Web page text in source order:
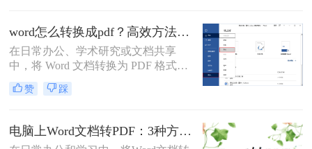
全性高的特点，成为文件归档、传阅
和打印的首选格式。然而，许多用户
仅知其一，不知其二，往往在转换过
程中遇到格式错乱、体积过大或无法
编辑等问题。
word怎么转换成pdf？高效方法与专业建议！
在日常办公、学术研究或文档共享
中，将 Word 文档转换为 PDF 格式已
成为刚需。PDF 格式的跨平台一致
性、防篡改特性和专业外观使其成为
转换成pdf呢？本文将深入探讨多种高
效转换方法，涵盖不同场景需求，助
赞 踩
电脑上Word文档转PDF：3种方法按文档复杂度选，公式多的别用在线工具！